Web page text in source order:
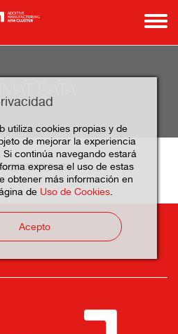
utiliza cookies propias y de
de mejorar la experiencia
continúa navegando estará
expresa el uso de estas
obtener más información en
de Uso de Cookies.
Acepto
ADDIMAT DATA